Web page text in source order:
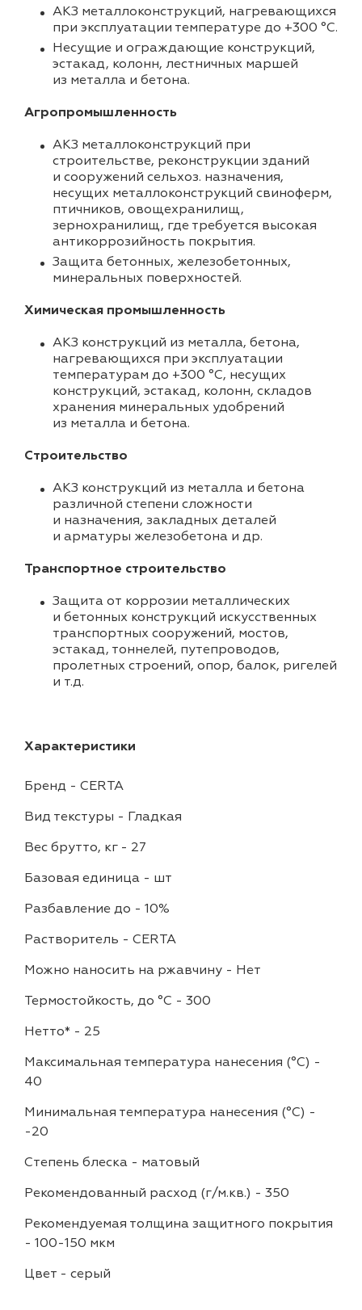
АКЗ металлоконструкций, нагревающихся
при эксплуатации температуре до +300 °С.
Несущие и ограждающие конструкций,
эстакад, колонн, лестничных маршей
из металла и бетона.
Агропромышленность
АКЗ металлоконструкций при
строительстве, реконструкции зданий
и сооружений сельхоз. назначения,
несущих металлоконструкций свиноферм,
птичников, овощехранилищ,
зернохранилищ, где требуется высокая
антикоррозийность покрытия.
Защита бетонных, железобетонных,
минеральных поверхностей.
Химическая промышленность
АКЗ конструкций из металла, бетона,
нагревающихся при эксплуатации
температурам до +300 °C, несущих
конструкций, эстакад, колонн, складов
хранения минеральных удобрений
из металла и бетона.
Строительство
АКЗ конструкций из металла и бетона
различной степени сложности
и назначения, закладных деталей
и арматуры железобетона и др.
Транспортное строительство
Защита от коррозии металлических
и бетонных конструкций искусственных
транспортных сооружений, мостов,
эстакад, тоннелей, путепроводов,
пролетных строений, опор, балок, ригелей
и т.д.
Характеристики
Бренд - CERTA
Вид текстуры - Гладкая
Вес брутто, кг - 27
Базовая единица - шт
Разбавление до - 10%
Растворитель - CERTA
Можно наносить на ржавчину - Нет
Термостойкость, до °C - 300
Нетто* - 25
Максимальная температура нанесения (°С) -
40
Минимальная температура нанесения (°С) -
-20
Степень блеска - матовый
Рекомендованный расход (г/м.кв.) - 350
Рекомендуемая толщина защитного покрытия
- 100-150 мкм
Цвет - серый